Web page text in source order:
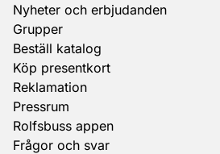
Nyheter och erbjudanden
Grupper
Beställ katalog
Köp presentkort
Reklamation
Pressrum
Rolfsbuss appen
Frågor och svar